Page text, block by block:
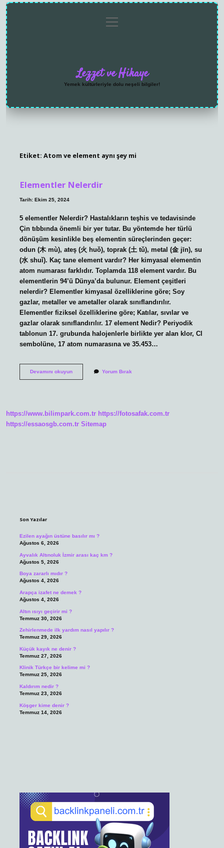
menüyü
aç
Lezzet ve Hikaye
Yemek kültürleriyle dolu neşeli bilgiler!
Etiket: Atom ve element aynı şey mi
Elementler Nelerdir
Tarih: Ekim 25, 2024
5 elementler Nelerdir? Hastalıkların teşhis ve tedavisinde
Çin tıbbında önemli bir yer tutar. Bu yöntemde her türlü
dönüşüm kesinlikle beş elementin süreçlerinden geçer:
odun (木 mù), ateş (火 huǒ), toprak (土 tǔ), metal (金 jīn), su
(水 shuǐ). Kaç tane element vardır? Her kimyasal elementin
atom numarası farklıdır. Toplamda 118 element vardır. Bu
elementlerin 94’ü Dünya’da bulunur. Element çeşitleri
nelerdir? Elementler kimyasal özelliklerine göre; Soy
gazlar, metaller ve ametaller olarak sınıflandırılır.
Elementler fiziksel özelliklerine göre; Katılar, sıvılar ve
gazlar olarak sınıflandırılır. 17 element Nedir? Periyodik
tablonun 17. grubunda halojenlerle birlikte yer alan klor, Cl
sembolüne, 17 atom numarasına ve 35.453…
Devamını okuyunElementler
Yorum Bırak
https://www.bilimpark.com.tr https://fotosafak.com.tr
https://essaosgb.com.tr Sitemap
Son Yazılar
Ezilen ayağın üstüne basılır mı ?
Ağustos 6, 2026
Ayvalık Altınoluk İzmir arası kaç km ?
Ağustos 5, 2026
Boya zararlı mıdır ?
Ağustos 4, 2026
Arapça izafet ne demek ?
Ağustos 4, 2026
Altın ısıyı geçirir mi ?
Temmuz 30, 2026
Zehirlenmede ilk yardım nasıl yapılır ?
Temmuz 29, 2026
Küçük kayık ne denir ?
Temmuz 27, 2026
Klinik Türkçe bir kelime mi ?
Temmuz 25, 2026
Kaldırım nedir ?
Temmuz 23, 2026
Köşger kime denir ?
Temmuz 14, 2026